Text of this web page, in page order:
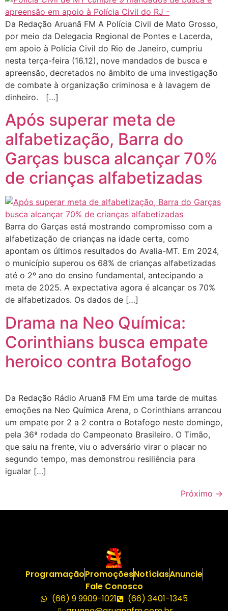
Da Redação Aruanã FM A Polícia Civil de Mato Grosso,
por meio da Delegacia Regional de Pontes e Lacerda,
em apoio à Polícia Civil do Rio de Janeiro, cumpriu
nesta terça-feira (16.12), nove mandados de busca e
apreensão, decretados no âmbito de uma investigação
de combate à organização criminosa e à lavagem de
dinheiro. […]
Após superar meta de
alfabetização, Barra do
Garças busca alcançar 70%
de crianças alfabetizadas
Barra do Garças está mostrando compromisso com a
alfabetização de crianças na idade certa, como
apontam os últimos resultados do Avalia-MT. Em 2024,
o município superou os 68% de crianças alfabetizadas
até o 2º ano do ensino fundamental, antecipando a
meta de 2025. A expectativa agora é alcançar os 70%
de alfabetizados. Os dados de […]
Drama na Neo Química:
Corinthians busca empate
heroico contra Botafogo
Da Redação Rádio Aruanã FM Em uma tarde de muitas
emoções na Neo Química Arena, o Corinthians arrancou
um empate por 2 a 2 contra o Botafogo neste domingo,
pela 36ª rodada do Campeonato Brasileiro. O Timão,
que saiu na frente, viu o adversário virar o placar no
segundo tempo, mas demonstrou resiliência para
igualar […]
Próximo →
ProgramaçãoPromoçõesNotíciasAnuncie
Fale Conosco
(66) 9 9909-1021
(66) 3401-1345